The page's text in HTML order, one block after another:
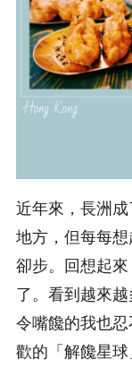
近年來，長洲
地方，但每每
卻步。回想起
了。看到越來
令嘴饞的我也
歡的「解饞星球